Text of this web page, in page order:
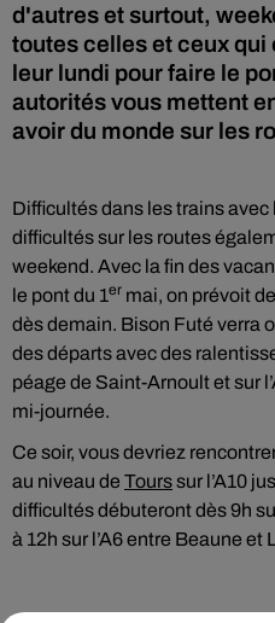
d'autres et surtout,
toutes celles et ceux qui
leur lundi pour faire le
autorités vous mettent
avoir du monde sur les
Difficultés dans les trains
difficultés sur les routes
weekend. Avec la fin des
le pont du 1er mai, on prévoit
dès demain. Bison Futé verra
des départs avec des
péage de Saint-Arnoult et sur
mi-journée.
Ce soir, vous devriez
au niveau de Tourssur l’A10
difficultés débuteront dès 9h
à 12h sur l’A6 entre Beaune et